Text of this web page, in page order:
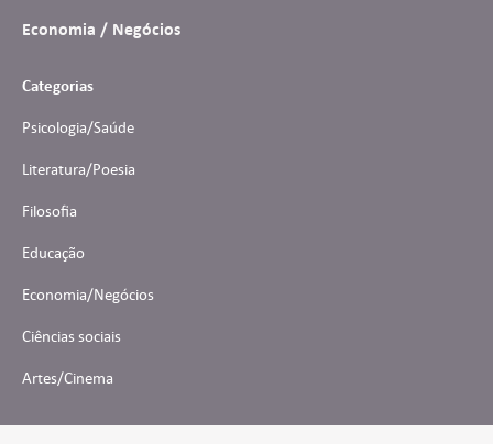
Economia / Negócios
Categorias
Psicologia/Saúde
Literatura/Poesia
Filosofia
Educação
Economia/Negócios
Ciências sociais
Artes/Cinema